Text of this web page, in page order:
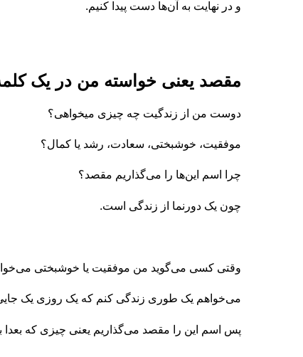
و در نهایت به آن‌ها دست پیدا کنیم.
مقصد یعنی خواسته من در یک
دوست من از زندگیت چه چیزی میخواهی؟
موفقیت، خوشبختی، سعادت، رشد یا کمال؟
چرا اسم این‌ها را می‌گذاریم مقصد؟
چون یک دورنما از زندگی است.
وقتی کسی می‌گوید من موفقیت یا خوشبختی
می‌خواهم یک طوری زندگی کنم که یک روزی یک
پس اسم این را مقصد می‌گذاریم یعنی چیزی که بعدا